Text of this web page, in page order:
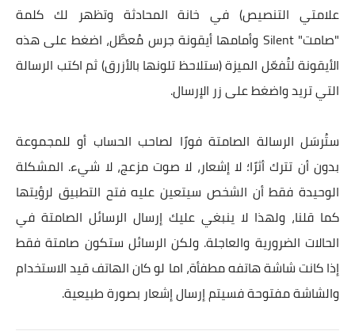
علامتي التنصيص) في خانة المحادثة وتظهر لك كلمة
"صامت" Silent وأمامها أيقونة جرس مُعطَّل، اضغط على هذه
الأيقونة لتُفعّل الميزة (ستلاحظ تلونها بالأزرق) ثم اكتب الرسالة
التي تريد واضغط على زر الإرسال.
ستُرسَل الرسالة الصامتة فورًا لصاحب الحساب أو للمجموعة
بدون أن تترك أثرًا؛ لا إشعار، لا صوت مزعج، لا شيء. المشكلة
الوحيدة فقط أن الشخص سيتعين عليه فتح التطبيق لرؤيتها
كما قلنا، ولهذا لا ينبغي عليك إرسال الرسائل الصامتة في
الحالات الضرورية والعاجلة. ولكن الرسائل ستكون صامتة فقط
إذا كانت شاشة هاتفه مطفأة، اما لو كان الهاتف قيد الاستخدام
والشاشة مفتوحة فسيتم إرسال إشعار بصورة طبيعية.